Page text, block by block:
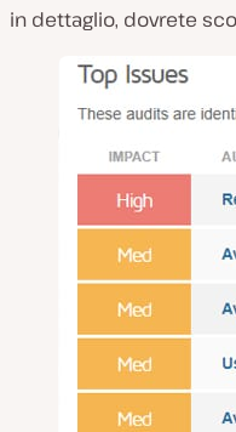
in dettaglio, dovrete